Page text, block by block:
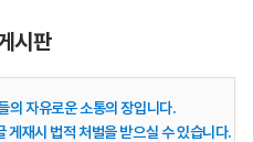
시판
의 자유로운 소통의 장입니다.
게재시 법적 처벌을 받으실 수 있습니다.